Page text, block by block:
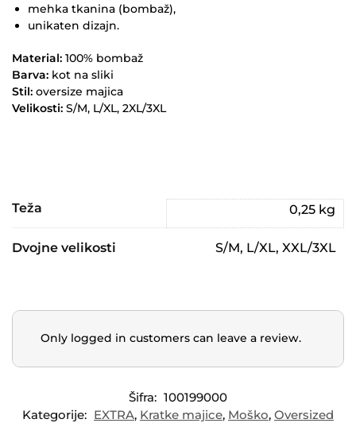
mehka tkanina (bombaž),
unikaten dizajn.
Material: 100% bombaž
Barva: kot na sliki
Stil: oversize majica
Velikosti: S/M, L/XL, 2XL/3XL
Teža 0,25 kg
Dvojne velikosti S/M, L/XL, XXL/3XL
Only logged in customers can leave a review.
Šifra: 100199000
Kategorije: EXTRA, Kratke majice, Moško, Oversized